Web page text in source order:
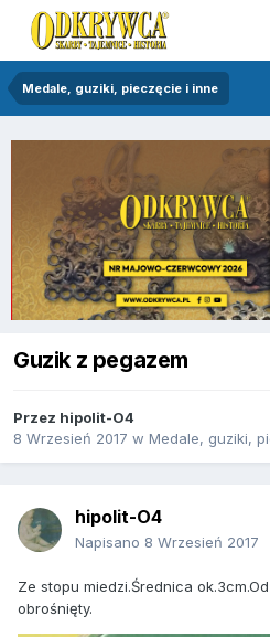
Medale, guziki, pieczęcie i inne
Guzik z pegazem
Przez hipolit-O4
8 Wrzesień 2017 w Medale, guziki,
hipolit-O4
Napisano 8 Wrzesień 2017
Ze stopu miedzi.Średnica
obrośnięty.